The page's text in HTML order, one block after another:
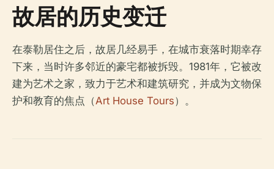
故居的历史变迁
在泰勒居住之后，故居几经易手，在城市衰落时期幸存
下来，当时许多邻近的豪宅都被拆毁。1981年，它被改
建为艺术之家，致力于艺术和建筑研究，并成为文物保
护和教育的焦点（Art House Tours）。